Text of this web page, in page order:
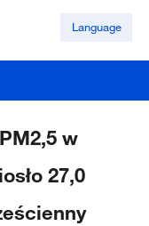
Language
w
27,0